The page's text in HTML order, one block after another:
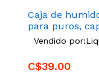
Caja de
para puros,
impermeable,
PLAYWITH
Vendido por:
C$39.00